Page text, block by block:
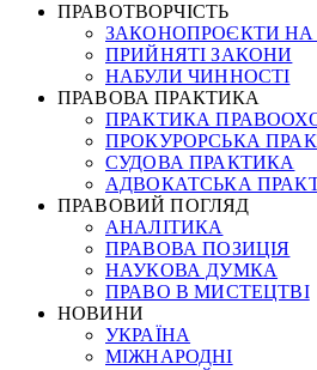
ПРАВОТВОРЧІСТЬ
ЗАКОНОПРОЄКТИ НА
ПРИЙНЯТІ ЗАКОНИ
НАБУЛИ ЧИННОСТІ
ПРАВОВА ПРАКТИКА
ПРАКТИКА
ПРОКУРОРСЬКА
СУДОВА ПРАКТИКА
АДВОКАТСЬКА
ПРАВОВИЙ ПОГЛЯД
АНАЛІТИКА
ПРАВОВА ПОЗИЦІЯ
НАУКОВА ДУМКА
ПРАВО В МИСТЕЦТВІ
НОВИНИ
УКРАЇНА
МІЖНАРОДНІ